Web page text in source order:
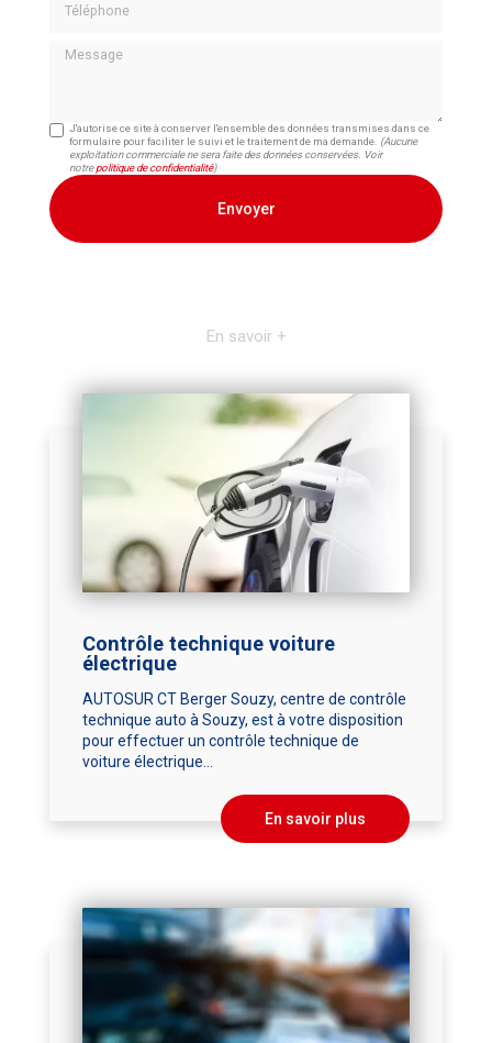
Message
J'autorise ce site à conserver l'ensemble des données transmises dans ce
formulaire pour faciliter le suivi et le traitement de ma demande. (Aucune
exploitation commerciale ne sera faite des données conservées. Voir
notrepolitique de confidentialité)
En savoir +
Contrôle technique voiture
électrique
AUTOSUR CT Berger Souzy, centre de contrôle
technique auto à Souzy, est à votre disposition
pour effectuer un contrôle technique de
voiture électrique...
En savoir plus